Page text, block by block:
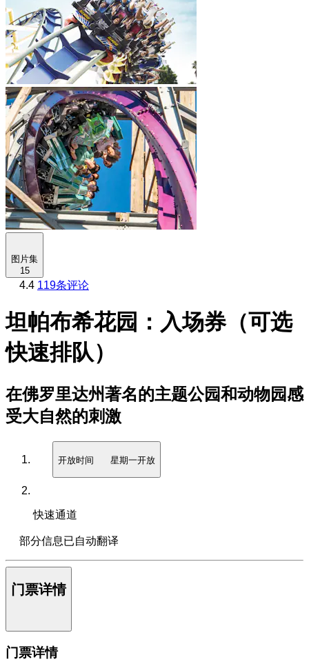
图片集
15
4.4 119条评论
坦帕布希花园：入场券（可选
快速排队）
在佛罗里达州著名的主题公园和动物园感
受大自然的刺激
开放时间 星期一开放
快速通道
部分信息已自动翻译
门票详情
门票详情